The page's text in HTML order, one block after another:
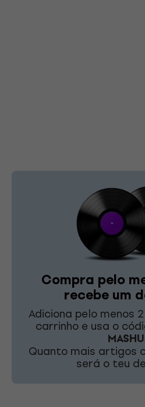
Compra pelo
recebe um
Adiciona pelo menos
carrinho e usa o
Quanto mais artigos
será o teu